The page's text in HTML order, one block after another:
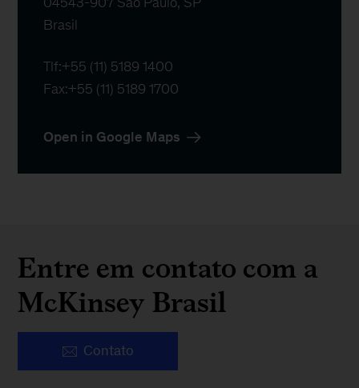
Brasil
Tlf:+55 (11) 5189 1400
Fax:+55 (11) 5189 1700
Open in Google Maps
Entre em contato com a
McKinsey Brasil
Contato